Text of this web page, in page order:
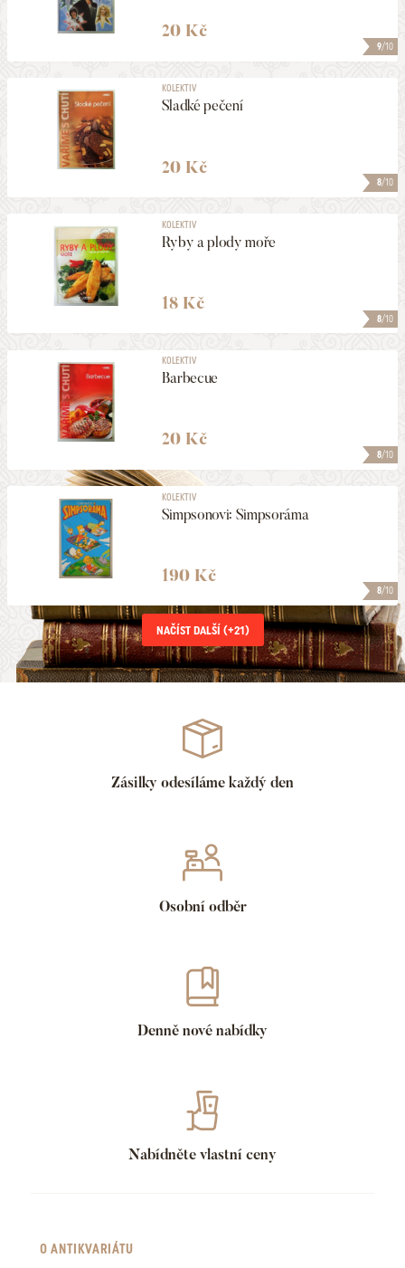
9/10
20 Kč
8/10
KOLEKTIV
Sladké pečení
20 Kč
8/10
KOLEKTIV
Ryby a plody moře
18 Kč
8/10
KOLEKTIV
Barbecue
20 Kč
8/10
KOLEKTIV
Simpsonovi: Simpsoráma
190 Kč
NAČÍST DALŠÍ (+21)
Zásilky odesíláme každý den
Osobní odběr
Denně nové nabídky
Nabídněte vlastní ceny
O ANTIKVARIÁTU